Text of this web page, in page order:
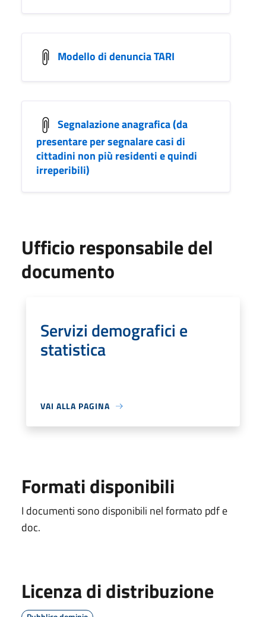
Modello di denuncia TARI
Segnalazione anagrafica (da
presentare per segnalare casi di
cittadini non più residenti e quindi
irreperibili)
Ufficio responsabile del
documento
Servizi demografici e
statistica
VAI ALLA PAGINA
Formati disponibili
I documenti sono disponibili nel formato pdf e
doc.
Licenza di distribuzione